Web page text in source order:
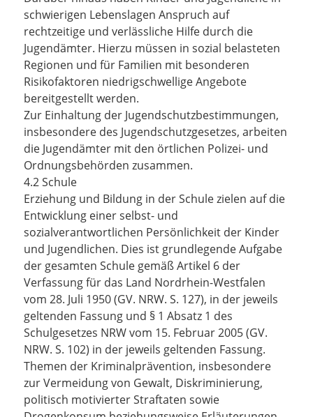
schwierigen Lebenslagen Anspruch auf
rechtzeitige und verlässliche Hilfe durch die
Jugendämter. Hierzu müssen in sozial belasteten
Regionen und für Familien mit besonderen
Risikofaktoren niedrigschwellige Angebote
bereitgestellt werden.
Zur Einhaltung der Jugendschutzbestimmungen,
insbesondere des Jugendschutzgesetzes, arbeiten
die Jugendämter mit den örtlichen Polizei- und
Ordnungsbehörden zusammen.
4.2 Schule
Erziehung und Bildung in der Schule zielen auf die
Entwicklung einer selbst- und
sozialverantwortlichen Persönlichkeit der Kinder
und Jugendlichen. Dies ist grundlegende Aufgabe
der gesamten Schule gemäß Artikel 6 der
Verfassung für das Land Nordrhein-Westfalen
vom 28. Juli 1950 (GV. NRW. S. 127), in der jeweils
geltenden Fassung und § 1 Absatz 1 des
Schulgesetzes NRW vom 15. Februar 2005 (GV.
NRW. S. 102) in der jeweils geltenden Fassung.
Themen der Kriminalprävention, insbesondere
zur Vermeidung von Gewalt, Diskriminierung,
politisch motivierter Straftaten sowie